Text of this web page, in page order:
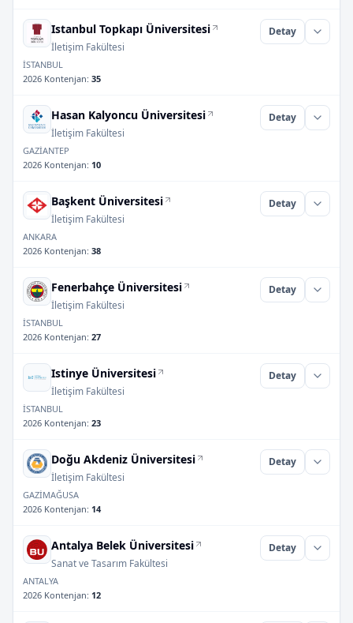
Istanbul Topkapı Üniversitesi
İletişim Fakültesi
Detay
İSTANBUL
2026 Kontenjan: 35
Hasan Kalyoncu Üniversitesi
İletişim Fakültesi
Detay
GAZİANTEP
2026 Kontenjan: 10
Başkent Üniversitesi
İletişim Fakültesi
Detay
ANKARA
2026 Kontenjan: 38
Fenerbahçe Üniversitesi
İletişim Fakültesi
Detay
İSTANBUL
2026 Kontenjan: 27
Istinye Üniversitesi
İletişim Fakültesi
Detay
İSTANBUL
2026 Kontenjan: 23
Doğu Akdeniz Üniversitesi
İletişim Fakültesi
Detay
GAZİMAĞUSA
2026 Kontenjan: 14
Antalya Belek Üniversitesi
Sanat ve Tasarım Fakültesi
Detay
ANTALYA
2026 Kontenjan: 12